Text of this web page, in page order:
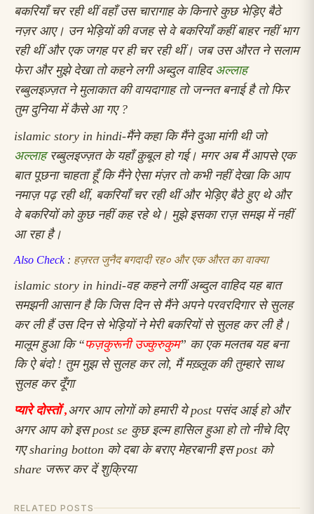
बकरियाँ चर रही थीं वहाँ उस चारागाह के किनारे कुछ भेड़िए बैठे
नज़र आए। उन भेड़ियों की वजह से वे बकरियाँ कहीं बाहर नहीं भाग
रही थीं और एक जगह पर ही चर रही थीं। जब उस औरत ने सलाम
फेरा और मुझे देखा तो कहने लगी अब्दुल वाहिद अल्लाह
रब्बुलइज़्ज़त ने मुलाकात की वायदागाह तो जन्नत बनाई है तो फिर
तुम दुनिया में कैसे आ गए ?
islamic story in hindi-मैंने कहाकि मैंने दुआ मांगी थी जो
अल्लाहरब्बुलइज्ज़त के यहाँ क़ुबूल हो गई। मगर अब मैं आपसे एक
बात पूछना चाहता हूँ कि मैंने ऐसा मंज़र तो कभी नहीं देखा कि आप
नमाज़ पढ़ रही थीं, बकरियाँ चर रही थीं और भेड़िए बैठे हुए थे और
वे बकरियों को कुछ नहीं कह रहे थे। मुझे इसका राज़ समझ में नहीं
आ रहा है।
Also Check : हज़रत जुनैद बगदादी रह० और एक औरत का वाक्या
islamic story in hindi-वह कहने लगीं अब्दुल वाहिद यह बात
समझनी आसान है कि जिस दिन से मैंने अपने परवरदिगार से सुलह
कर ली हैं उस दिन से भेड़ियों ने मेरी बकरियों से सुलह कर ली है।
मालूम हुआ कि “फज़कुरूनी उज्कुरुकुम” का एक मलतब यह बना
कि ऐ बंदो ! तुम मुझ से सुलह कर लो, मैं मख़्लूक की तुम्हारे साथ
सुलह कर दूँगा
प्यारे दोस्तों , अगर आप लोगों को हमारी येpostपसंद आई हो और
अगर आप को इसpost se कुछ इल्म हासिल हुआ हो तो नीचे दिए
गएsharing botton को दबा के बराए मेहरबानी इसpostको
share जरूर कर दें शुक्रिया
RELATED POSTS